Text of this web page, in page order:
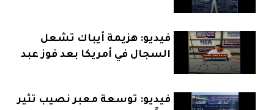
فيديو: هزيمة أيباك تشعل
السجال في أمريكا بعد فوز عبد
فيديو: توسعة معبر نصيب تثير